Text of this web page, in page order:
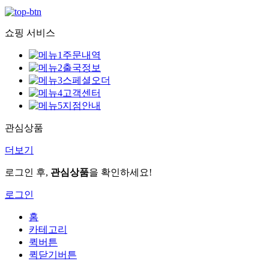
쇼핑 서비스
주문내역
출국정보
스페셜오더
고객센터
지점안내
관심상품
더보기
로그인 후, 관심상품을 확인하세요!
로그인
홈
카테고리
퀵버튼
퀵닫기버튼